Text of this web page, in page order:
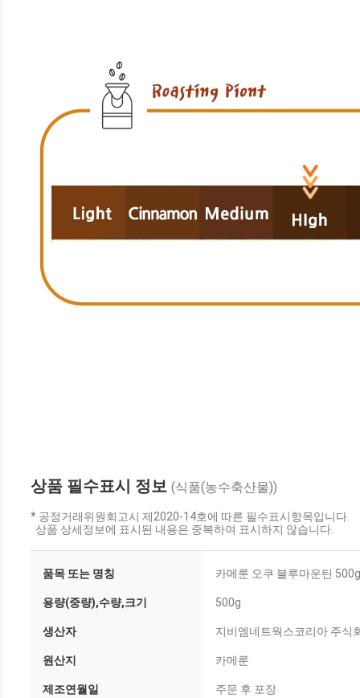
상품 필수표시 정보 (식품(농수축산물))
* 공정거래위원회고시 제2020-14호에 따른 필수표시항목입니다.
상품 상세정보에 표시된 내용은 중복하여 표시하지 않습니다.
품목 또는 명칭 카메룬 오쿠 블루마운틴 500g
용량(중량),수량,크기 500g
생산자 지비엠네트웍스코리아 주식
원산지 카메룬
제조연월일 주문 후 포장